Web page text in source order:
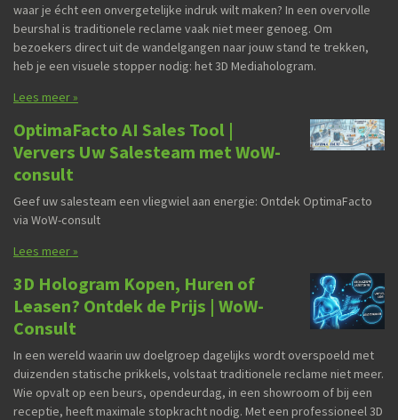
waar je écht een onvergetelijke indruk wilt maken? In een overvolle
beurshal is traditionele reclame vaak niet meer genoeg. Om
bezoekers direct uit de wandelgangen naar jouw stand te trekken,
heb je een visuele stopper nodig: het 3D Mediahologram.
Lees meer »
OptimaFacto AI Sales Tool |
Ververs Uw Salesteam met WoW-
consult⁠
Geef uw salesteam een vliegwiel aan energie: Ontdek OptimaFacto
via WoW-consult
Lees meer »
3D Hologram Kopen, Huren of
Leasen? Ontdek de Prijs | WoW-
Consult
In een wereld waarin uw doelgroep dagelijks wordt overspoeld met
duizenden statische prikkels, volstaat traditionele reclame niet meer.
Wie opvalt op een beurs, opendeurdag, in een showroom of bij een
receptie, heeft maximale stopkracht nodig. Met een professioneel 3D